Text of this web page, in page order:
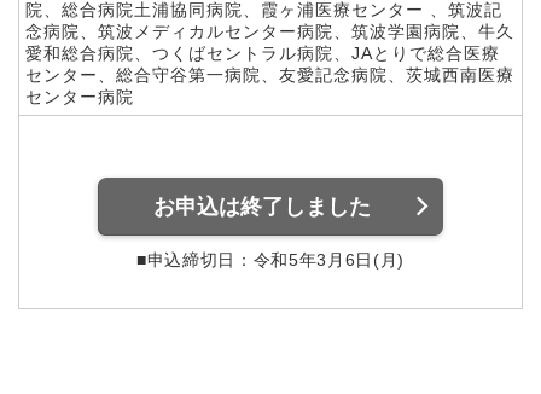
院、総合病院土浦協同病院、霞ヶ浦医療センター 、筑波記
念病院、筑波メディカルセンター病院、筑波学園病院、牛久
愛和総合病院、つくばセントラル病院、JAとりで総合医療
センター、総合守谷第一病院、友愛記念病院、茨城西南医療
センター病院
お申込は終了しました
■申込締切日：令和5年3月6日(月)